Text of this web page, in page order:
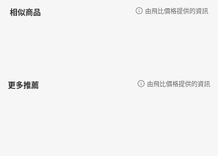
相似商品 由飛比價格提供的資訊
更多推薦 由飛比價格提供的資訊